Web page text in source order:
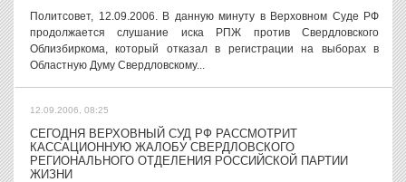
Политсовет, 12.09.2006. В данную минуту в Верховном Суде РФ
продолжается слушание иска РПЖ против Свердловского
Облизбиркома, который отказал в регистрации на выборах в
Областную Думу Свердловскому...
12.09.2006, 08:25
СЕГОДНЯ ВЕРХОВНЫЙ СУД РФ РАССМОТРИТ
КАССАЦИОННУЮ ЖАЛОБУ СВЕРДЛОВСКОГО
РЕГИОНАЛЬНОГО ОТДЕЛЕНИЯ РОССИЙСКОЙ ПАРТИИ
ЖИЗНИ